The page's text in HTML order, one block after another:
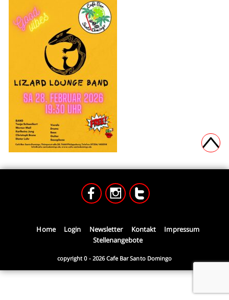
Home Login Newsletter Kontakt
Impressum
Stellenangebote
copyright 0 - 2026 Cafe Bar Santo Domingo